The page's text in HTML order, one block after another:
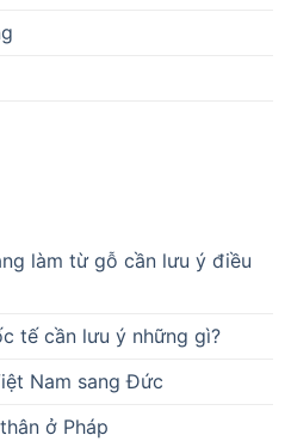
làm từ gỗ cần lưu ý điều
tế cần lưu ý những gì?
Nam sang Đức
ở Pháp